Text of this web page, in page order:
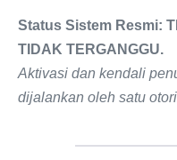
Status Sistem Resmi:
TIDAK TERGANGGU.
Aktivasi dan kendali
dijalankan oleh satu